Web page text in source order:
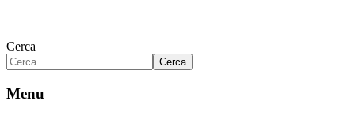
Cerca
Cerca
Menu